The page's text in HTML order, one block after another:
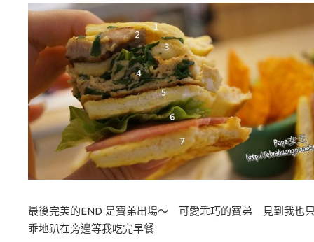
最後完美的END 是寶弟出場～ 可愛乖巧的寶弟 見到我也
乖地趴在旁邊等我吃完早餐